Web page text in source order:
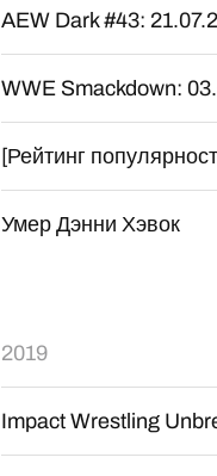
AEW Dark #43:
WWE Smackdown:
[Рейтинг
Умер Дэнни Хэвок
2019
Impact Wrestling